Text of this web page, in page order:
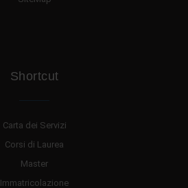
Shortcut
Carta dei Servizi
Corsi di Laurea
Master
Immatricolazione